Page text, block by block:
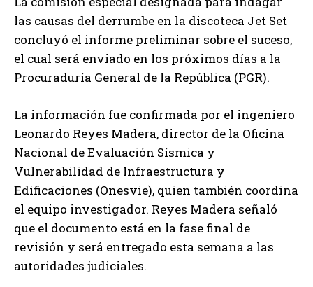
las causas del derrumbe en la discoteca Jet Set
concluyó el informe preliminar sobre el suceso,
el cual será enviado en los próximos días a la
Procuraduría General de la República (PGR).
La información fue confirmada por el ingeniero
Leonardo Reyes Madera, director de la Oficina
Nacional de Evaluación Sísmica y
Vulnerabilidad de Infraestructura y
Edificaciones (Onesvie), quien también coordina
el equipo investigador. Reyes Madera señaló
que el documento está en la fase final de
revisión y será entregado esta semana a las
autoridades judiciales.